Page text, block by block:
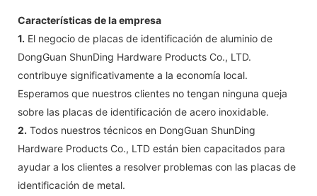
Características de la empresa
1. El negocio de placas de identificación de aluminio de
DongGuan ShunDing Hardware Products Co., LTD.
contribuye significativamente a la economía local.
Esperamos que nuestros clientes no tengan ninguna queja
sobre las placas de identificación de acero inoxidable.
2. Todos nuestros técnicos en DongGuan ShunDing
Hardware Products Co., LTD están bien capacitados para
ayudar a los clientes a resolver problemas con las placas de
identificación de metal.